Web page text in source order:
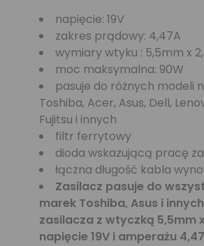
napięcie: 19V
zakres prądowy: 4,47A
wymiary wtyku : 5,5mm x
moc maksymalna: 90W
pasuje do różnych modeli
Toshiba, Acer, Asus, Dell,
Fujitsu i innych
filtr ferrytowy
dioda wskazującą pracę
łączna długość kabla
Zasilacz pasuje do
marek Toshiba, Asus i
zasilacza z wtyczką 5,5mm
napięcie 19V i amperażu